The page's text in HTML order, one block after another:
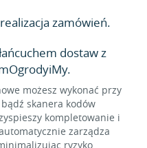
zamówień.
dostaw z
możesz wykonać przy
skanera kodów
kompletowanie i
zarządza
ryzyko